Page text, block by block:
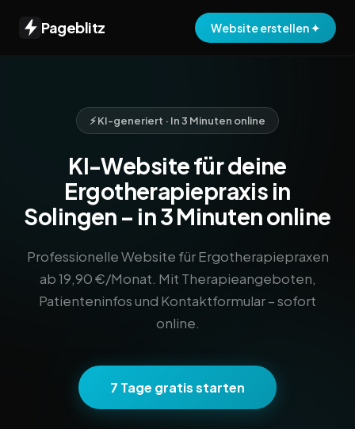
Pageblitz Website erstellen ✦
⚡ KI-generiert · In 3 Minuten online
KI-Website für deine
Ergotherapiepraxis in
Solingen – in 3 Minuten online
Professionelle Website für Ergotherapiepraxen
ab 19,90 €/Monat. Mit Therapieangeboten,
Patienteninfos und Kontaktformular – sofort
online.
7 Tage gratis starten